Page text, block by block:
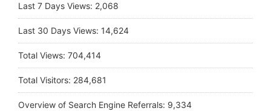
Last 7 Days Views: 2,068
Last 30 Days Views: 14,624
Total Views: 704,414
Total Visitors: 284,681
Overview of Search Engine Referrals: 9,334